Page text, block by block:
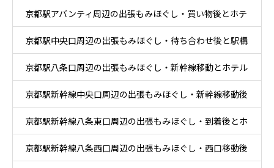
京都駅アバンティ周辺の出張もみほぐし・買い物後とホテ
ル休息ケア
京都駅中央口周辺の出張もみほぐし・待ち合わせ後と駅構
内移動ケア
京都駅八条口周辺の出張もみほぐし・新幹線移動とホテル
滞在ケア
京都駅新幹線中央口周辺の出張もみほぐし・新幹線移動後
と乗換ケア
京都駅新幹線八条東口周辺の出張もみほぐし・到着後とホ
テル休息ケア
京都駅新幹線八条西口周辺の出張もみほぐし・西口移動後